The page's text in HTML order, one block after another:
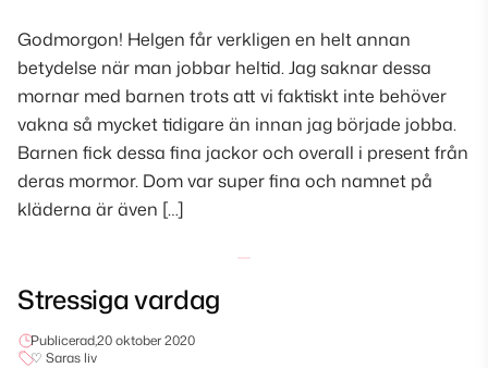
Godmorgon! Helgen får verkligen en helt annan
betydelse när man jobbar heltid. Jag saknar dessa
mornar med barnen trots att vi faktiskt inte behöver
vakna så mycket tidigare än innan jag började jobba.
Barnen fick dessa fina jackor och overall i present från
deras mormor. Dom var super fina och namnet på
kläderna är även […]
Stressiga vardag
Publicerad,20 oktober 2020
♡ Saras liv